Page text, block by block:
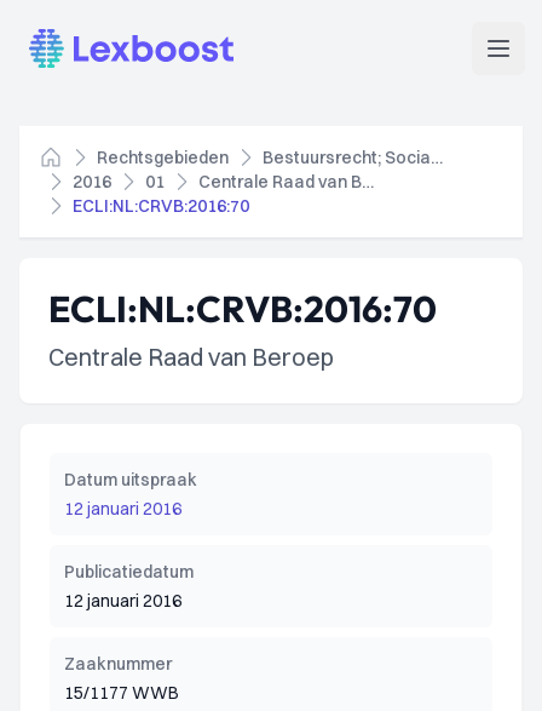
Lexboost
Home
Rechtsgebieden
Bestuursrecht; Socialezekerheidsrecht
2016
01
Centrale Raad van Beroep
ECLI:NL:CRVB:2016:70
ECLI:NL:CRVB:2016:70
Centrale Raad van Beroep
Datum uitspraak
12 januari 2016
Publicatiedatum
12 januari 2016
Zaaknummer
15/1177 WWB